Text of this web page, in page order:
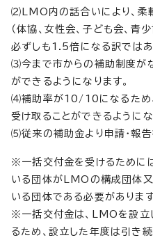
⑵LMO内の話合いにより、柔
（体協、女性会、子ども会、青
必ずしも1.5倍になる訳ではあ
⑶今まで市からの補助制度が
ができるようになります。
⑷補助率が10/10になるため
受け取ることができるようにな
⑸従来の補助金より申請・報告
※一括交付金を受けるために
いる団体がLMOの構成団体
いる団体である必要があります
※一括交付金は、LMOを設立
るため、設立した年度は引き